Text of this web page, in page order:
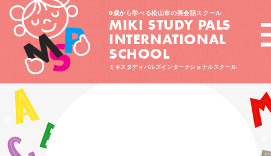
0歳から学べる松山市の英会話スクール
MIKI STUDY PALS
INTERNATIONAL
SCHOOL
ミキスタディパルズインターナショナルスクール